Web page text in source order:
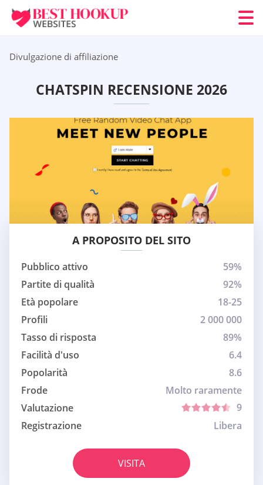
Divulgazione di affiliazione
CHATSPIN RECENSIONE 2026
A PROPOSITO DEL SITO
Pubblico attivo
59%
Partite di qualità
92%
Età popolare
18-25
Profili
2 000 000
Tasso di risposta
89%
Facilità d'uso
6.4
Popolarità
8.6
Frode
Molto raramente
Valutazione
9
Registrazione
Libera
VISITA